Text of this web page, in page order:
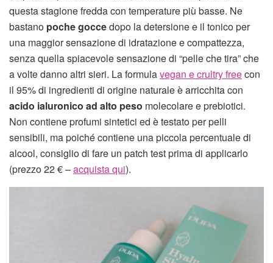
questa stagione fredda con temperature più basse. Ne
bastano poche goccedopo la detersione e il tonico per
una maggior sensazione di idratazione e compattezza,
senza quella spiacevole sensazione di “pelle che tira” che
a volte danno altri sieri. La formulavegan e crultry freecon
il 95% di ingredienti di origine naturale è arricchita con
acido ialuronico ad alto peso molecolare e prebiotici.
Non contiene profumi sintetici ed è testato per pelli
sensibili, ma poiché contiene una piccola percentuale di
alcool, consiglio di fare un patch test prima di applicarlo
(prezzo 22 € –acquista qui).